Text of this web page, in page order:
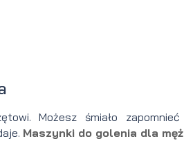
Możesz śmiało
Maszynki do golenia dla